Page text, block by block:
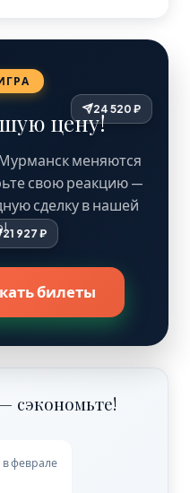
цену!
меняются
свою реакцию —
сделку в нашей
билеты
сэкономьте!
феврале